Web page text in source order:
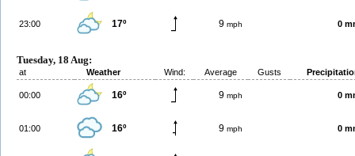
23:00 17º 9 mph 0
Tuesday, 18 Aug:
at Weather Wind: Average Gusts
00:00 16º 9 mph 0
01:00 16º 9 mph 0